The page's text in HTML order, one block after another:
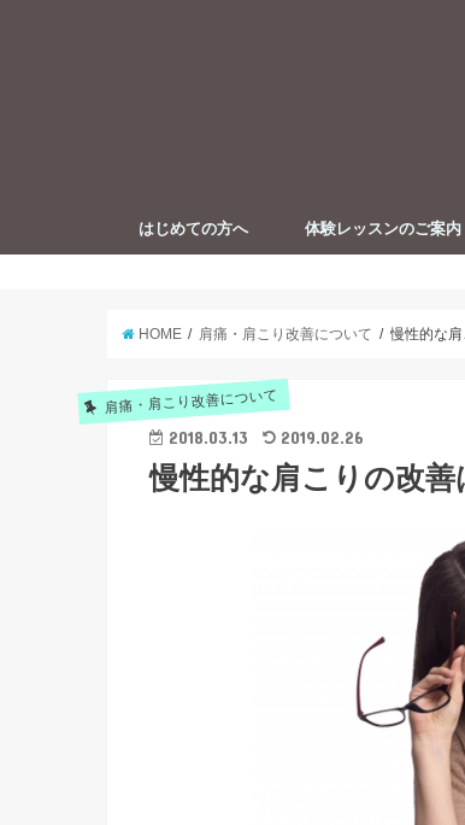
はじめての方へ 体験レッスンのご案内
HOME 肩痛・肩こり改善について 慢性的な肩
肩痛・肩こり改善について
2018.03.13 2019.02.26
慢性的な肩こりの改